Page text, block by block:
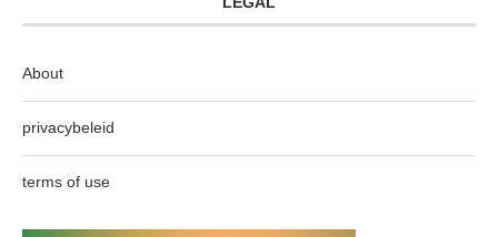
About
privacybeleid
terms of use